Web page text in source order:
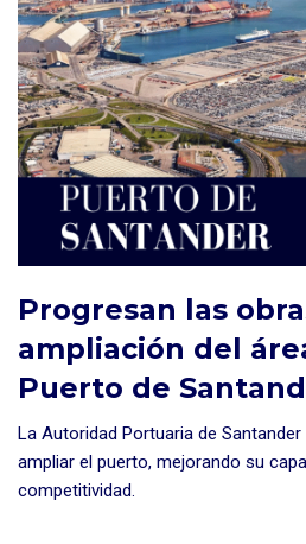
Progresan las
ampliación del
Puerto de
La Autoridad Portuaria de
ampliar el puerto, mejorando su
competitividad.